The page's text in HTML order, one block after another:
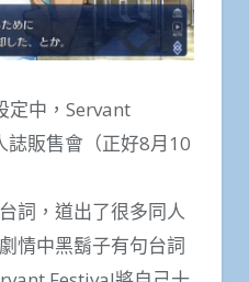
定中，Servant
誌販售會（正好8月10
詞，道出了很多同人
情中黑鬍子有句台詞